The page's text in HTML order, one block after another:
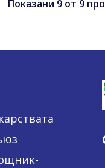
Показани 9 от 9